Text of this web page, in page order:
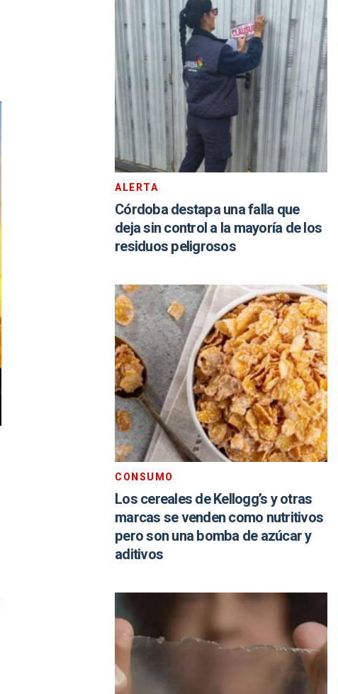
ALERTA
Córdoba destapa una falla que
deja sin control a la mayoría de los
residuos peligrosos
CONSUMO
Los cereales de Kellogg’s y otras
marcas se venden como nutritivos
pero son una bomba de azúcar y
aditivos